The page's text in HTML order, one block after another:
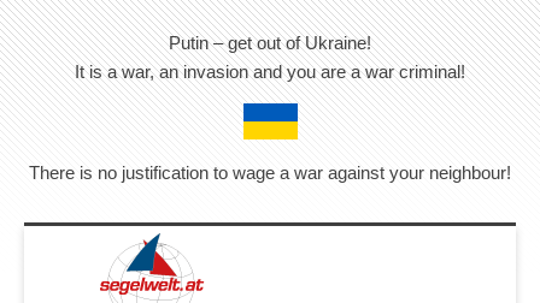
Putin – get out of Ukraine!
It is a war, an invasion and you are a war criminal!
There is no justification to wage a war against your neighbour!